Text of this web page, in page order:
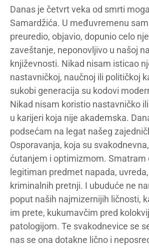
Danas je četvrt veka od smrti
Samardžića. U međuvremenu
preuredio, objavio, dopunio celo
zaveštanje, neponovljivo u našoj
književnosti. Nikad nisam isticao
nastavničkoj, naučnoj ili političkoj
sukobi generacija su kodovi
Nikad nisam koristio nastavničko
u karijeri koja nije akademska.
podsećam na legat našeg
Osporavanja, koja su
ćutanjem i optimizmom. Smatram
legitiman predmet napada,
kriminalnih pretnji. I ubuduće ne
poput naših najmizernijih ličnosti,
im prete, kukumavčim pred
patologijom. Te svakodnevice se
nas se ona dotakne lično i